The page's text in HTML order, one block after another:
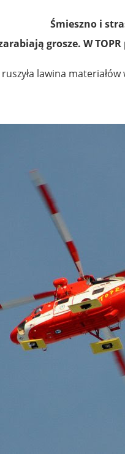
Śmieszno i
grosze. W
lawina